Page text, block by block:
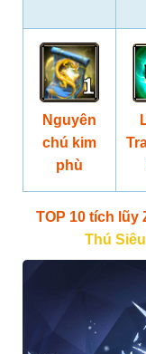
Nguyên
chú kim
phù
TOP 10 tích
Thú